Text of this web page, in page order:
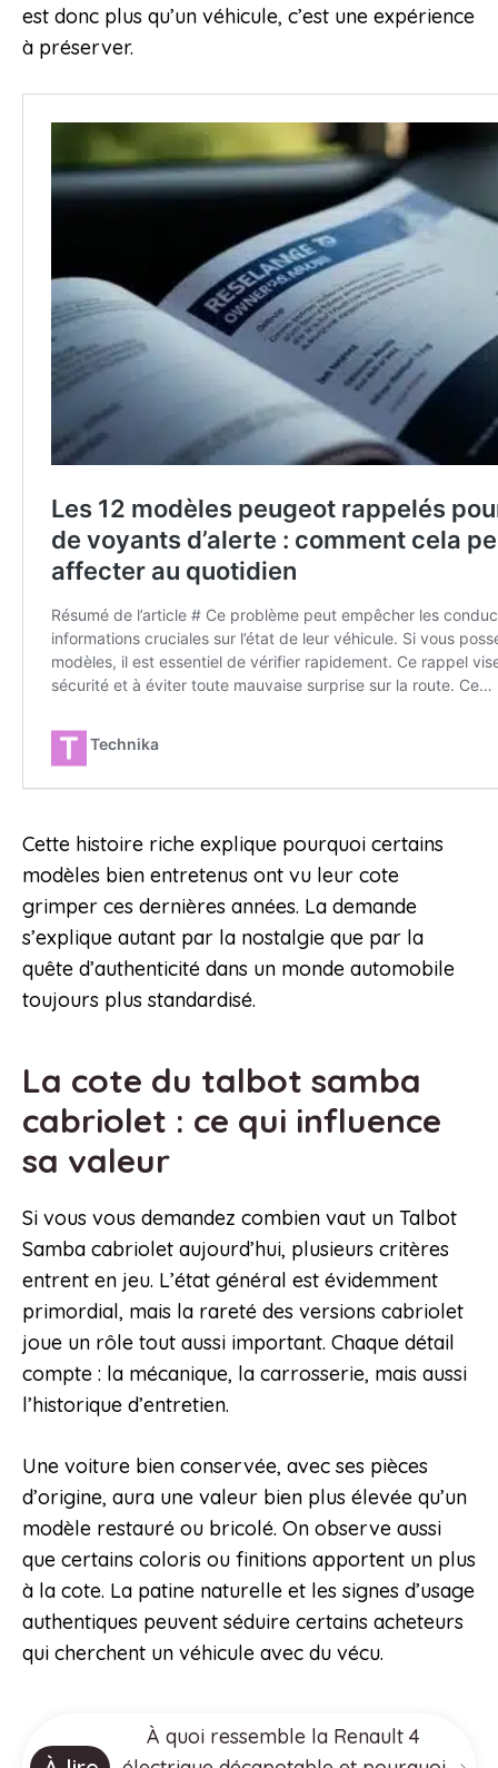
est donc plus qu’un véhicule, c’est une expérience
à préserver.
Cette histoire riche explique pourquoi certains
modèles bien entretenus ont vu leur cote
grimper ces dernières années. La demande
s’explique autant par la nostalgie que par la
quête d’authenticité dans un monde automobile
toujours plus standardisé.
La cote du talbot samba
cabriolet : ce qui influence
sa valeur
Si vous vous demandez combien vaut un Talbot
Samba cabriolet aujourd’hui, plusieurs critères
entrent en jeu. L’état général est évidemment
primordial, mais la rareté des versions cabriolet
joue un rôle tout aussi important. Chaque détail
compte : la mécanique, la carrosserie, mais aussi
l’historique d’entretien.
Une voiture bien conservée, avec ses pièces
d’origine, aura une valeur bien plus élevée qu’un
modèle restauré ou bricolé. On observe aussi
que certains coloris ou finitions apportent un plus
à la cote. La patine naturelle et les signes d’usage
authentiques peuvent séduire certains acheteurs
qui cherchent un véhicule avec du vécu.
À quoi ressemble la Renault 4